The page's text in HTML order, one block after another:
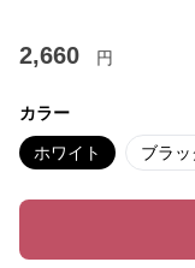
2,660 円
カラー
ホワイト ブラッ